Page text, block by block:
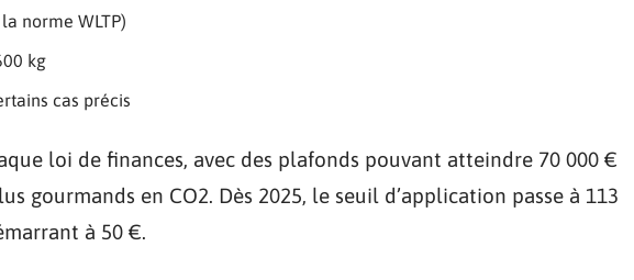
norme WLTP)
kg
cas précis
loi de finances, avec des plafonds pouvant atteindre 70 000 €
gourmands en CO2. Dès 2025, le seuil d’application passe à 113
à 50 €.